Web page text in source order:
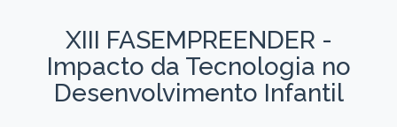
XIII FASEMPREENDER -
Impacto da Tecnologia no
Desenvolvimento Infantil